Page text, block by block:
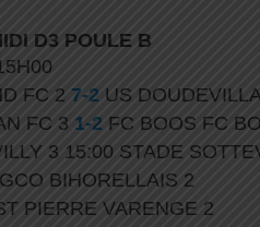
D3 POULE B
FC 2 7-2 US
FC 3 1-2 FC BOOS FC
3 15:00 STADE
BIHORELLAIS 2
PIERRE VARENGE 2